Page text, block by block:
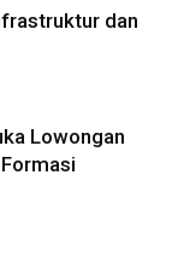
dan
Lowongan